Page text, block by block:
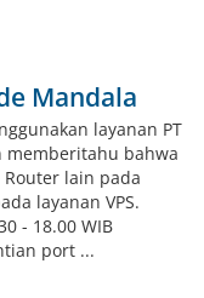
Mandala
layanan PT
memberitahu bahwa
lain pada
layanan VPS.
- 18.00 WIB
port ...